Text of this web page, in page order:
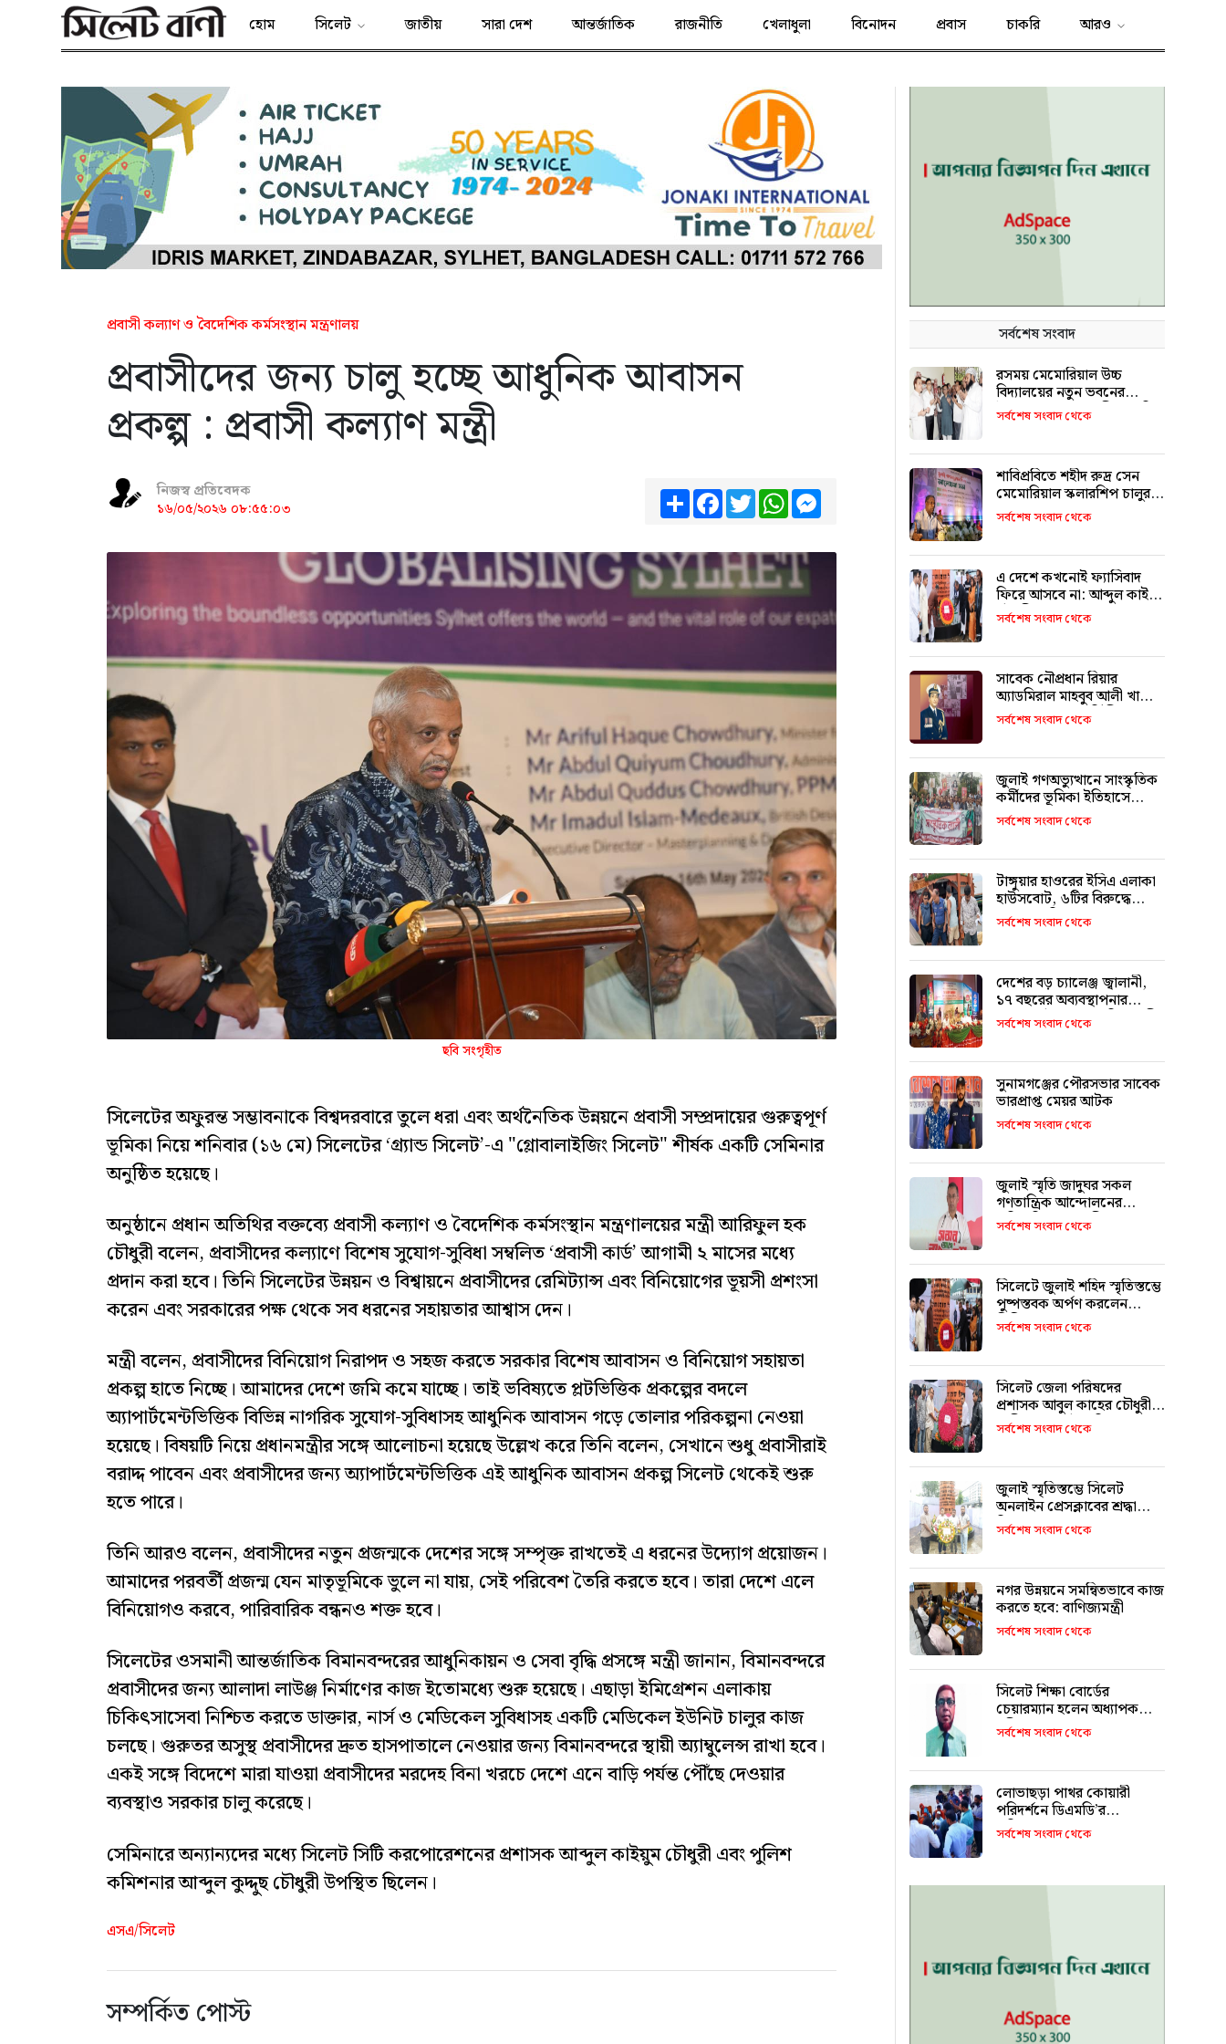
হোম সিলেট জাতীয় সারা দেশ আন্তর্জাতিক রাজনীতি খেলাধুলা বিনোদন প্রবাস চাকরি আরও
প্রবাসী কল্যাণ ও বৈদেশিক কর্মসংস্থান মন্ত্রণালয়
প্রবাসীদের জন্য চালু হচ্ছে আধুনিক আবাসন
প্রকল্প : প্রবাসী কল্যাণ মন্ত্রী
নিজস্ব প্রতিবেদক
১৬/০৫/২০২৬ ০৮:৫৫:০৩
ShareFacebook
TwitterWhatsApp
ছবি সংগৃহীত
সিলেটের অফুরন্ত সম্ভাবনাকে বিশ্বদরবারে তুলে ধরা এবং অর্থনৈতিক উন্নয়নে প্রবাসী সম্প্রদায়ের গুরুত্বপূর্ণ
ভূমিকা নিয়ে শনিবার (১৬ মে) সিলেটের ‘গ্র্যান্ড সিলেট’-এ "গ্লোবালাইজিং সিলেট" শীর্ষক একটি সেমিনার
অনুষ্ঠিত হয়েছে।
অনুষ্ঠানে প্রধান অতিথির বক্তব্যে প্রবাসী কল্যাণ ও বৈদেশিক কর্মসংস্থান মন্ত্রণালয়ের মন্ত্রী আরিফুল হক
চৌধুরী বলেন, প্রবাসীদের কল্যাণে বিশেষ সুযোগ-সুবিধা সম্বলিত ‘প্রবাসী কার্ড’ আগামী ২ মাসের মধ্যে
প্রদান করা হবে। তিনি সিলেটের উন্নয়ন ও বিশ্বায়নে প্রবাসীদের রেমিট্যান্স এবং বিনিয়োগের ভূয়সী প্রশংসা
করেন এবং সরকারের পক্ষ থেকে সব ধরনের সহায়তার আশ্বাস দেন।
মন্ত্রী বলেন, প্রবাসীদের বিনিয়োগ নিরাপদ ও সহজ করতে সরকার বিশেষ আবাসন ও বিনিয়োগ সহায়তা
প্রকল্প হাতে নিচ্ছে। আমাদের দেশে জমি কমে যাচ্ছে। তাই ভবিষ্যতে প্লটভিত্তিক প্রকল্পের বদলে
অ্যাপার্টমেন্টভিত্তিক বিভিন্ন নাগরিক সুযোগ-সুবিধাসহ আধুনিক আবাসন গড়ে তোলার পরিকল্পনা নেওয়া
হয়েছে। বিষয়টি নিয়ে প্রধানমন্ত্রীর সঙ্গে আলোচনা হয়েছে উল্লেখ করে তিনি বলেন, সেখানে শুধু প্রবাসীরাই
বরাদ্দ পাবেন এবং প্রবাসীদের জন্য অ্যাপার্টমেন্টভিত্তিক এই আধুনিক আবাসন প্রকল্প সিলেট থেকেই শুরু
হতে পারে।
তিনি আরও বলেন, প্রবাসীদের নতুন প্রজন্মকে দেশের সঙ্গে সম্পৃক্ত রাখতেই এ ধরনের উদ্যোগ প্রয়োজন।
আমাদের পরবর্তী প্রজন্ম যেন মাতৃভূমিকে ভুলে না যায়, সেই পরিবেশ তৈরি করতে হবে। তারা দেশে এলে
বিনিয়োগও করবে, পারিবারিক বন্ধনও শক্ত হবে।
সিলেটের ওসমানী আন্তর্জাতিক বিমানবন্দরের আধুনিকায়ন ও সেবা বৃদ্ধি প্রসঙ্গে মন্ত্রী জানান, বিমানবন্দরে
প্রবাসীদের জন্য আলাদা লাউঞ্জ নির্মাণের কাজ ইতোমধ্যে শুরু হয়েছে। এছাড়া ইমিগ্রেশন এলাকায়
চিকিৎসাসেবা নিশ্চিত করতে ডাক্তার, নার্স ও মেডিকেল সুবিধাসহ একটি মেডিকেল ইউনিট চালুর কাজ
চলছে। গুরুতর অসুস্থ প্রবাসীদের দ্রুত হাসপাতালে নেওয়ার জন্য বিমানবন্দরে স্থায়ী অ্যাম্বুলেন্স রাখা হবে।
একই সঙ্গে বিদেশে মারা যাওয়া প্রবাসীদের মরদেহ বিনা খরচে দেশে এনে বাড়ি পর্যন্ত পৌঁছে দেওয়ার
ব্যবস্থাও সরকার চালু করেছে।
সেমিনারে অন্যান্যদের মধ্যে সিলেট সিটি করপোরেশনের প্রশাসক আব্দুল কাইয়ুম চৌধুরী এবং পুলিশ
কমিশনার আব্দুল কুদ্দুছ চৌধুরী উপস্থিত ছিলেন।
এসএ/সিলেট
সম্পর্কিত পোস্ট
সর্বশেষ সংবাদ
রসময় মেমোরিয়াল উচ্চ
বিদ্যালয়ের নতুন ভবনের
উদ্বোধন করলেন মন্ত্রী মুক্তাদির
সর্বশেষ সংবাদ থেকে
শাবিপ্রবিতে শহীদ রুদ্র সেন
মেমোরিয়াল স্কলারশিপ চালুর
ঘোষণা
সর্বশেষ সংবাদ থেকে
এ দেশে কখনোই ফ্যাসিবাদ
ফিরে আসবে না: আব্দুল কাইয়ুম
চৌধুরী
সর্বশেষ সংবাদ থেকে
সাবেক নৌপ্রধান রিয়ার
অ্যাডমিরাল মাহবুব আলী খানের
৪২তম শাহাদাৎ বার্ষিকী
বৃহস্পতিবার
সর্বশেষ সংবাদ থেকে
জুলাই গণঅভ্যুত্থানে সাংস্কৃতিক
কর্মীদের ভূমিকা ইতিহাসে
স্বর্ণাক্ষরে লেখা থাকবে :
মিফতাহ্ সিদ্দিকী
সর্বশেষ সংবাদ থেকে
টাঙ্গুয়ার হাওরের ইসিএ এলাকা
হাউসবোট, ৬টির বিরুদ্ধে
মামলা–জরিমানা
সর্বশেষ সংবাদ থেকে
দেশের বড় চ্যালেঞ্জ জ্বালানী,
১৭ বছরের অব্যবস্থাপনার
কারণে এই অবস্থা: বাণিজ্যমন্ত্রী
সর্বশেষ সংবাদ থেকে
সুনামগঞ্জের পৌরসভার সাবেক
ভারপ্রাপ্ত মেয়র আটক
সর্বশেষ সংবাদ থেকে
জুলাই স্মৃতি জাদুঘর সকল
গণতান্ত্রিক আন্দোলনের
প্রতিচ্ছবি: প্রধানমন্ত্রী
সর্বশেষ সংবাদ থেকে
সিলেটে জুলাই শহিদ স্মৃতিস্তম্ভে
পুষ্পস্তবক অর্পণ করলেন
সিসিক প্রশাসক
সর্বশেষ সংবাদ থেকে
সিলেট জেলা পরিষদের
প্রশাসক আবুল কাহের চৌধুরী
শামীমের জুলাই স্মৃতি স্তম্ভে
শ্রদ্ধা নিবেদন
সর্বশেষ সংবাদ থেকে
জুলাই স্মৃতিস্তম্ভে সিলেট
অনলাইন প্রেসক্লাবের শ্রদ্ধা
নিবেদন
সর্বশেষ সংবাদ থেকে
নগর উন্নয়নে সমন্বিতভাবে কাজ
করতে হবে: বাণিজ্যমন্ত্রী
সর্বশেষ সংবাদ থেকে
সিলেট শিক্ষা বোর্ডের
চেয়ারম্যান হলেন অধ্যাপক
শহীদুল আলম
সর্বশেষ সংবাদ থেকে
লোভাছড়া পাথর কোয়ারী
পরিদর্শনে ডিএমডি’র
পরিচালক!
সর্বশেষ সংবাদ থেকে